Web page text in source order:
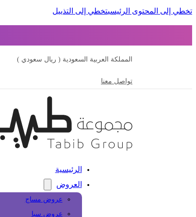
تخطي إلى المحتوى الرئيسيتخطي إلى التذييل
المملكة العربية السعودية ( ريال سعودي )
تواصل معنا
الرئيسية
العروض
عروض مساج
عروض سبا